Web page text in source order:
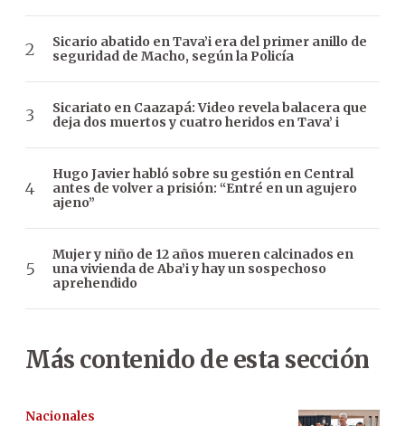
Sicario abatido en Tava’i era del primer anillo de
seguridad de Macho, según la Policía
Sicariato en Caazapá: Video revela balacera que
deja dos muertos y cuatro heridos en Tava’ i
Hugo Javier habló sobre su gestión en Central
antes de volver a prisión: “Entré en un agujero
ajeno”
Mujer y niño de 12 años mueren calcinados en
una vivienda de Aba’i y hay un sospechoso
aprehendido
Más contenido de esta sección
Nacionales